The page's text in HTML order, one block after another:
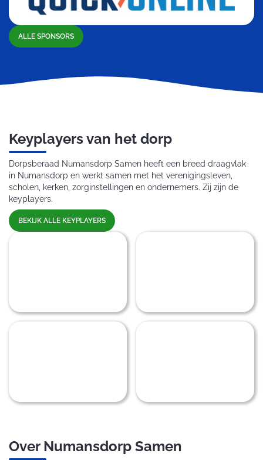
ALLE SPONSORS
Keyplayers van het dorp
Dorpsberaad Numansdorp Samen heeft een breed draagvlak
in Numansdorp en werkt samen met het verenigingsleven,
scholen, kerken, zorginstellingen en ondernemers. Zij zijn de
keyplayers.
BEKIJK ALLE KEYPLAYERS
Over Numansdorp Samen​